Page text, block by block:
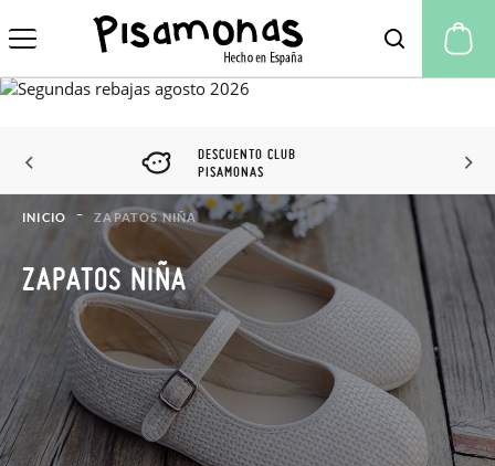
HECHO EN ESPAÑA
INICIO ZAPATOS NIÑA
ZAPATOS NIÑA